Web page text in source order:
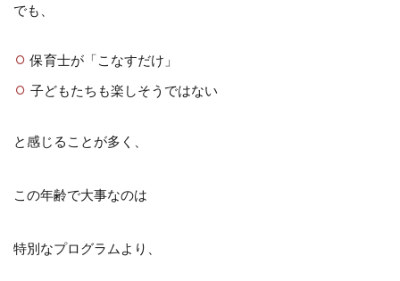
でも、
保育士が「こなすだけ」
子どもたちも楽しそうではない
と感じることが多く、
この年齢で大事なのは
特別なプログラムより、